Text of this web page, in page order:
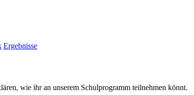
Ergebnisse
wie ihr an unserem Schulprogramm teilnehmen könnt.